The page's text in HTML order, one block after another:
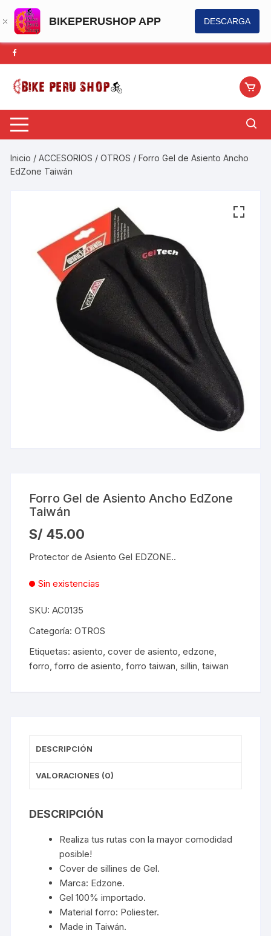
BIKEPERUSHOP APP DESCARGA
Saltar
al
contenido
Inicio /ACCESORIOS /OTROS / Forro Gel de Asiento Ancho
EdZone Taiwán
Forro Gel de Asiento Ancho EdZone
Taiwán
S/ 45.00
Protector de Asiento Gel EDZONE..
Sin existencias
SKU:AC0135
Categoría:OTROS
Etiquetas:asiento,cover de asiento,edzone,
forro,forro de asiento,forro taiwan,sillin,taiwan
DESCRIPCIÓN
VALORACIONES (0)
DESCRIPCIÓN
Realiza tus rutas con la mayor comodidad
posible!
Cover de sillines de Gel.
Marca: Edzone.
Gel 100% importado.
Material forro: Poliester.
Made in Taiwán.